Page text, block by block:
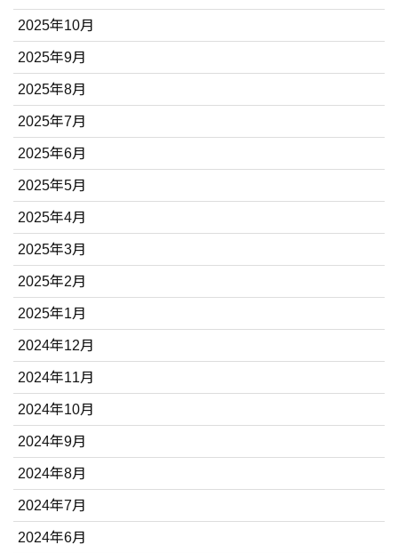
2025年10月
2025年9月
2025年8月
2025年7月
2025年6月
2025年5月
2025年4月
2025年3月
2025年2月
2025年1月
2024年12月
2024年11月
2024年10月
2024年9月
2024年8月
2024年7月
2024年6月